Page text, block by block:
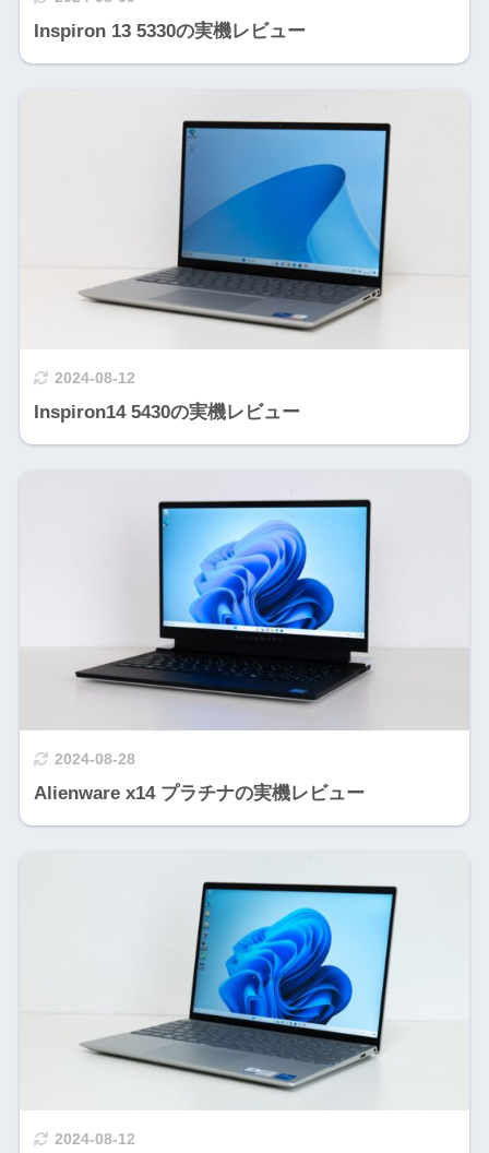
Inspiron 13 5330の実機レビュー
2024-08-12
Inspiron14 5430の実機レビュー
2024-08-28
Alienware x14 プラチナの実機レビュー
2024-08-12